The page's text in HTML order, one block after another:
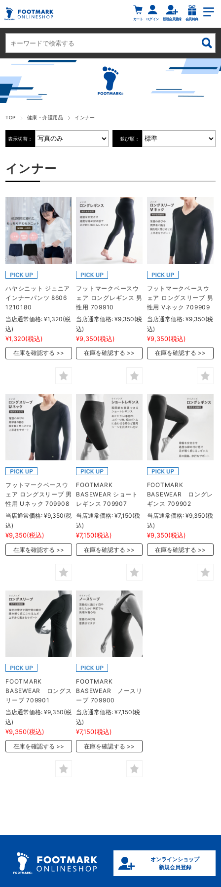
カート ログイン 新規会員登録 会員特典
TOP 健康・介護用品 インナー
表示切替： 並び順：
インナー
ハヤシニット ジュニア
インナーパンツ 8606
1210180
当店通常価格: ¥1,320(税
込)
¥1,320(税込)
在庫を確認する
フットマークベースウ
ェア ロングレギンス 男
性用 709910
当店通常価格: ¥9,350(税
込)
¥9,350(税込)
在庫を確認する
フットマークベースウ
ェア ロングスリーブ 男
性用 Vネック 709909
当店通常価格: ¥9,350(税
込)
¥9,350(税込)
在庫を確認する
フットマークベースウ
ェア ロングスリーブ 男
性用 Uネック 709908
当店通常価格: ¥9,350(税
込)
¥9,350(税込)
在庫を確認する
FOOTMARK
BASEWEAR ショート
レギンス 709907
当店通常価格: ¥7,150(税
込)
¥7,150(税込)
在庫を確認する
FOOTMARK
BASEWEAR ロングレ
ギンス 709902
当店通常価格: ¥9,350(税
込)
¥9,350(税込)
在庫を確認する
FOOTMARK
BASEWEAR ロングス
リーブ 709901
当店通常価格: ¥9,350(税
込)
¥9,350(税込)
在庫を確認する
FOOTMARK
BASEWEAR ノースリ
ーブ 709900
当店通常価格: ¥7,150(税
込)
¥7,150(税込)
在庫を確認する
オンラインショップ
新規会員登録